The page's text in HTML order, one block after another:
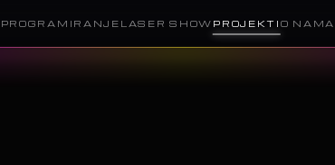
PROGRAMIRANJE LASER SHOW PROJEKTI O NAMA